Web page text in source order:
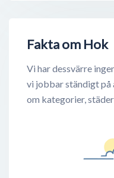
Fakta om Hok
Vi har dessvärre
vi jobbar ständigt
om kategorier,